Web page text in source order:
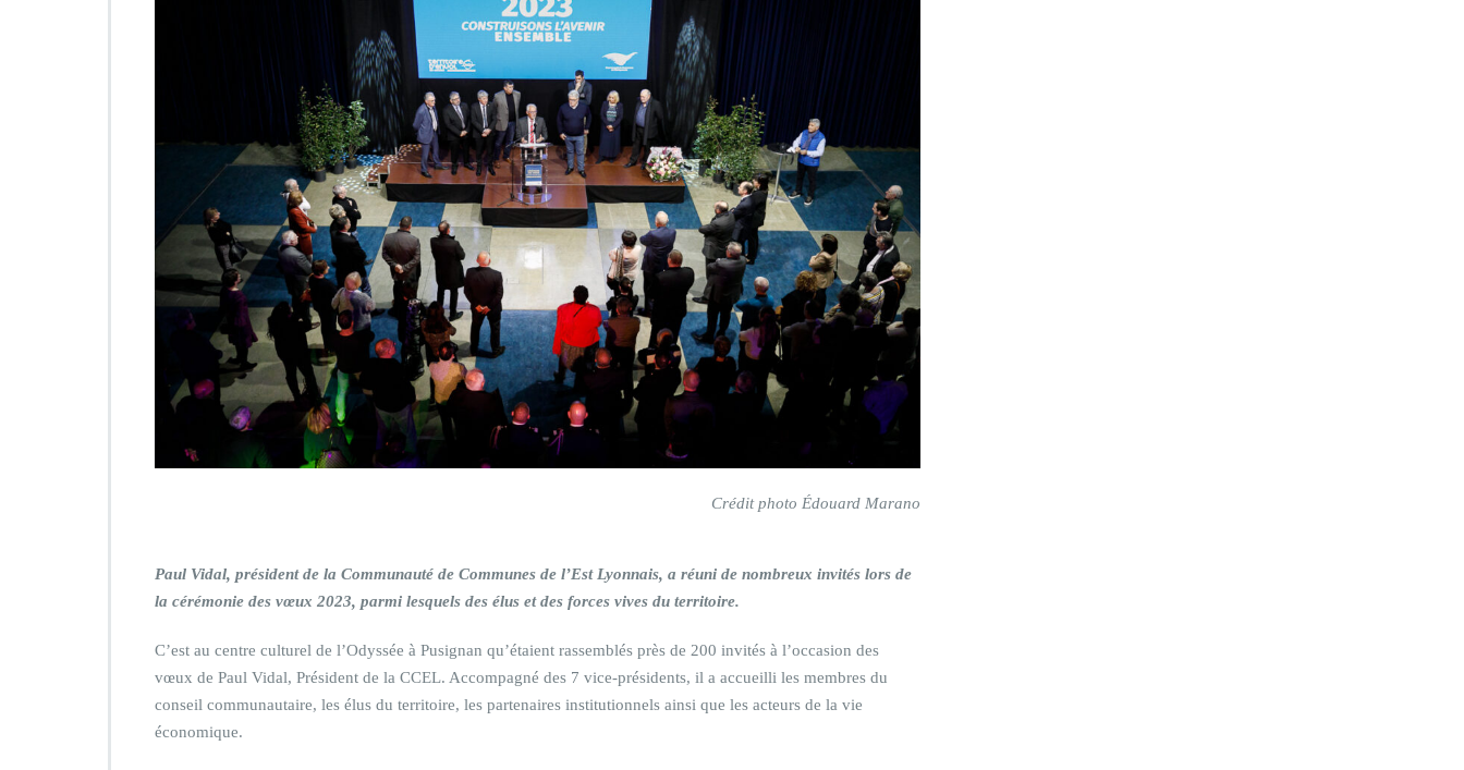
Crédit photo Édouard Marano
Paul Vidal, président de la Communauté de Communes de l’Est Lyonnais, a réuni de nombreux invités lors de
la cérémonie des vœux 2023, parmi lesquels des élus et des forces vives du territoire.
C’est au centre culturel de l’Odyssée à Pusignan qu’étaient rassemblés près de 200 invités à l’occasion des
vœux de Paul Vidal, Président de la CCEL. Accompagné des 7 vice-présidents, il a accueilli les membres du
conseil communautaire, les élus du territoire, les partenaires institutionnels ainsi que les acteurs de la vie
économique.